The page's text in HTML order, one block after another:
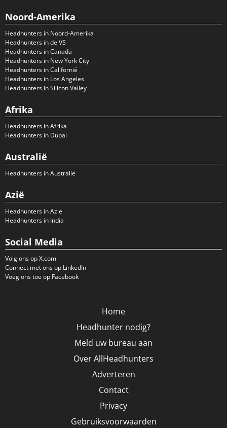
Noord-Amerika
Headhunters in Noord-Amerika
Headhunters in de VS
Headhunters in Canada
Headhunters in New York City
Headhunters in Californië
Headhunters in Los Angeles
Headhunters in Silicon Valley
Afrika
Headhunters in Afrika
Headhunters in Dubai
Australië
Headhunters in Australië
Azië
Headhunters in Azië
Headhunters in India
Social Media
Volg ons op X.com
Connect met ons op LinkedIn
Voeg ons toe op Facebook
Home
Headhunter nodig?
Meld uw bureau aan
Over AllHeadhunters
Adverteren
Contact
Privacy
Gebruiksvoorwaarden